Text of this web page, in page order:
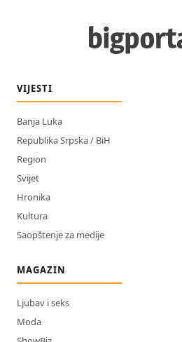
VIJESTI
Banja Luka
Republika Srpska / BiH
Region
Svijet
Hronika
Kultura
Saopštenje za medije
MAGAZIN
Ljubav i seks
Moda